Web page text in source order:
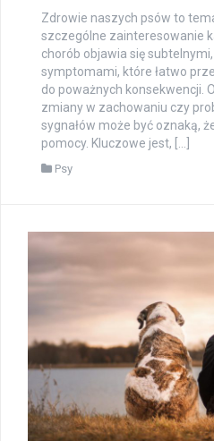
Zdrowie naszych psów to
szczególne zainteresowanie
chorób objawia się
symptomami, które łatwo
do poważnych konsekwencji.
zmiany w zachowaniu czy
sygnałów może być oznaką,
pomocy. Kluczowe jest, […]
Psy